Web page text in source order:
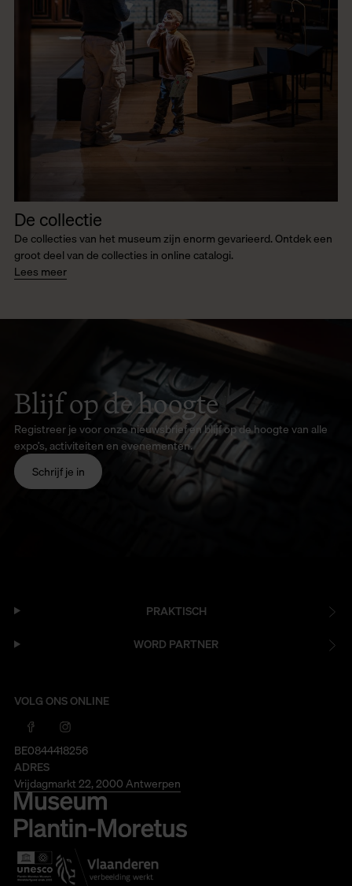
De collectie
De collecties van het museum zijn enorm gevarieerd. Ontdek een
groot deel van de collecties in online catalogi.
Lees meer
Blijf op de hoogte
Registreer je voor onze nieuwsbrief en blijf op de hoogte van alle
expo’s, activiteiten en evenementen.
Schrijf je in
PRAKTISCH
WORD PARTNER
VOLG ONS ONLINE
BE0844418256
ADRES
Vrijdagmarkt 22, 2000 Antwerpen